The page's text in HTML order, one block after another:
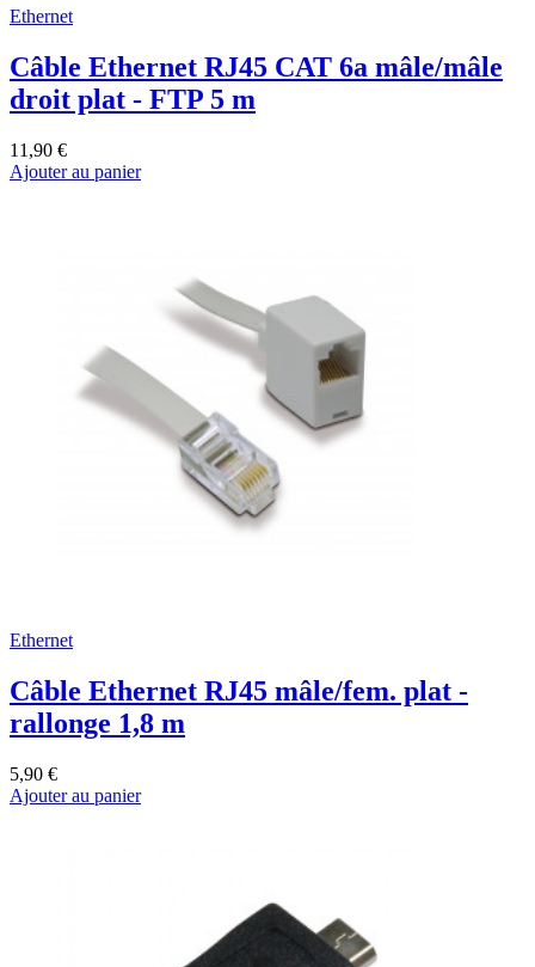
Ethernet
Câble Ethernet RJ45 CAT 6a mâle/mâle
droit plat - FTP 5 m
11,90 €
Ajouter au panier
Ethernet
Câble Ethernet RJ45 mâle/fem. plat -
rallonge 1,8 m
5,90 €
Ajouter au panier